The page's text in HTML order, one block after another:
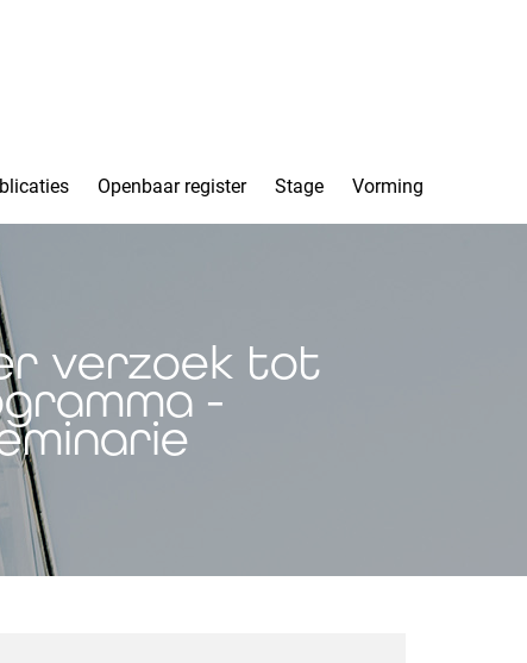
Openbaar register Stage Vorming
verzoek tot
-